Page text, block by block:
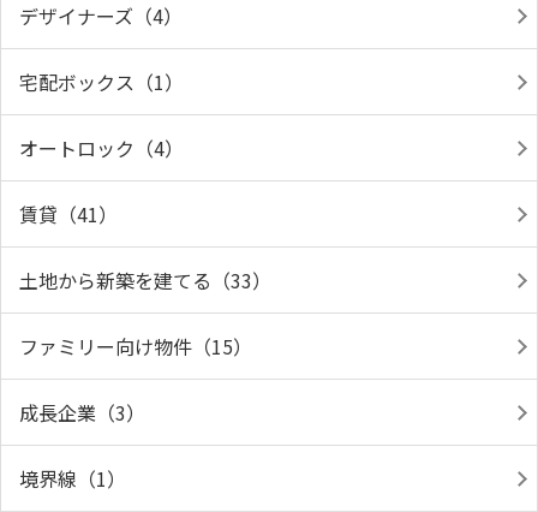
デザイナーズ（4）
宅配ボックス（1）
オートロック（4）
賃貸（41）
土地から新築を建てる（33）
ファミリー向け物件（15）
成長企業（3）
境界線（1）